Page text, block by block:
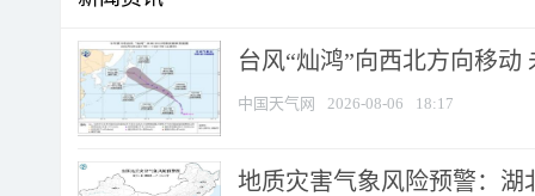
台风“灿鸿”向西北方向移动
中国天气网 2026-08-06 18:17
地质灾害气象风险预警：湖